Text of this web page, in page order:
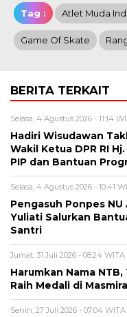
Tag : Atlet Muda
Game Of Skate
BERITA TERKAIT
Selasa, 4 Agustus 2026 - 11:14
Hadiri Wisudawan
Wakil Ketua DPR RI
PIP dan Bantuan
Selasa, 4 Agustus 2026 - 10:41
Pengasuh Ponpes
Yuliati Salurkan
Santri
Jumat, 31 Juli 2026 - 08:24 WITA
Harumkan Nama
Raih Medali di
Senin, 27 Juli 2026 - 07:04 WITA